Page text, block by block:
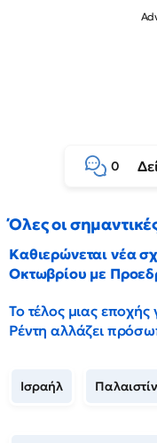
0
Όλες οι
Καθιερώνεται νέα
Οκτωβρίου με
Το τέλος μιας
Ρέντη αλλάζει
Ισραήλ